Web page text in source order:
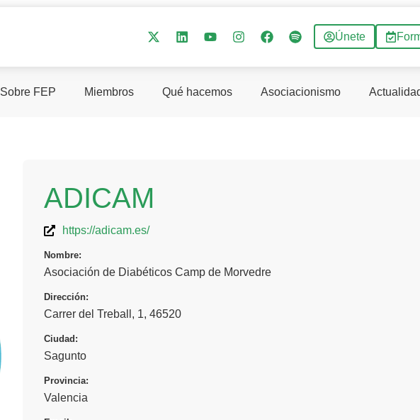
Únete
Sobre FEP Miembros Qué hacemos Asociacionismo
ADICAM
https://adicam.es/
Nombre:
Asociación de Diabéticos Camp de Morvedre
Dirección:
Carrer del Treball, 1, 46520
Ciudad:
Sagunto
Provincia:
Valencia